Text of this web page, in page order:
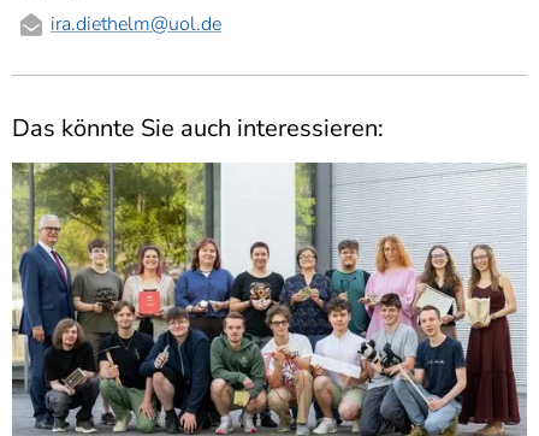
ira.diethelm@uol.de
Das könnte Sie auch interessieren: